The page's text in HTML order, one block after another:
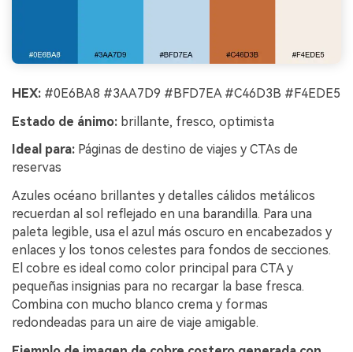
HEX: #0E6BA8 #3AA7D9 #BFD7EA #C46D3B #F4EDE5
Estado de ánimo: brillante, fresco, optimista
Ideal para: Páginas de destino de viajes y CTAs de
reservas
Azules océano brillantes y detalles cálidos metálicos
recuerdan al sol reflejado en una barandilla. Para una
paleta legible, usa el azul más oscuro en encabezados y
enlaces y los tonos celestes para fondos de secciones.
El cobre es ideal como color principal para CTA y
pequeñas insignias para no recargar la base fresca.
Combina con mucho blanco crema y formas
redondeadas para un aire de viaje amigable.
Crea imágenes IA